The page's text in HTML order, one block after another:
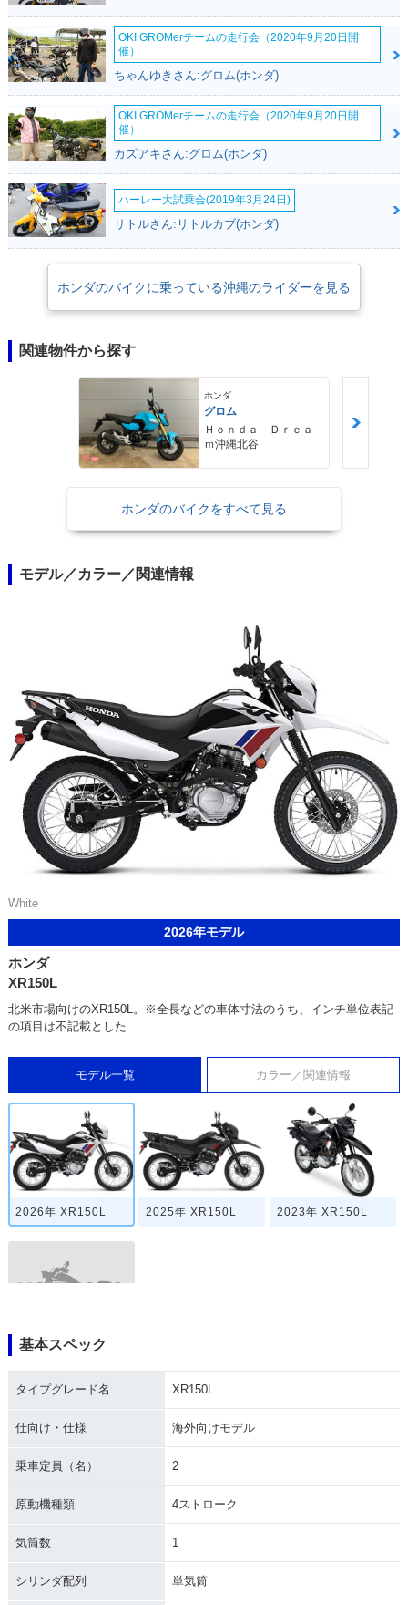
OKI GROMerチームの走行会（2020年9月20日開
催）
ちゃんゆきさん:グロム(ホンダ)
OKI GROMerチームの走行会（2020年9月20日開
催）
カズアキさん:グロム(ホンダ)
ハーレー大試乗会(2019年3月24日)
リトルさん:リトルカブ(ホンダ)
ホンダのバイクに乗っている沖縄のライダーを見る
関連物件から探す
ホンダ
グロム
Ｈｏｎｄａ Ｄｒｅａ
ｍ沖縄北谷
ホンダのバイクをすべて見る
モデル／カラー／関連情報
White
2026年モデル
ホンダ
XR150L
北米市場向けのXR150L。※全長などの車体寸法のうち、インチ単位表記
の項目は不記載とした
モデル一覧 カラー／関連情報
2026年 XR150L 2025年 XR150L 2023年 XR150L
XR150L
基本スペック
タイプグレード名 XR150L
仕向け・仕様 海外向けモデル
乗車定員（名） 2
原動機種類 4ストローク
気筒数 1
シリンダ配列 単気筒